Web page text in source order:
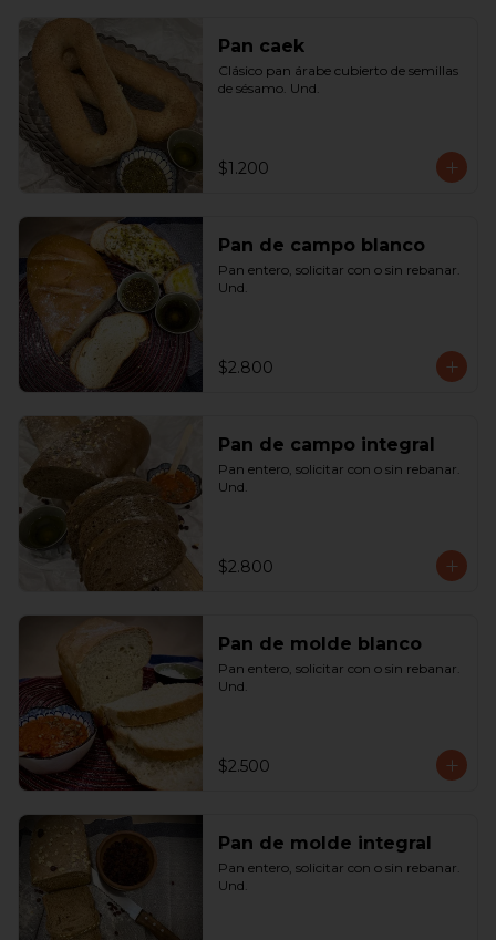
Pan caek
Clásico pan árabe cubierto de semillas
de sésamo. Und.
$1.200
Pan de campo blanco
Pan entero, solicitar con o sin rebanar.
Und.
$2.800
Pan de campo integral
Pan entero, solicitar con o sin rebanar.
Und.
$2.800
Pan de molde blanco
Pan entero, solicitar con o sin rebanar.
Und.
$2.500
Pan de molde integral
Pan entero, solicitar con o sin rebanar.
Und.